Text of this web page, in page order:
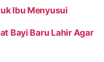
Ibu Menyusui
Bayi Baru Lahir Agar